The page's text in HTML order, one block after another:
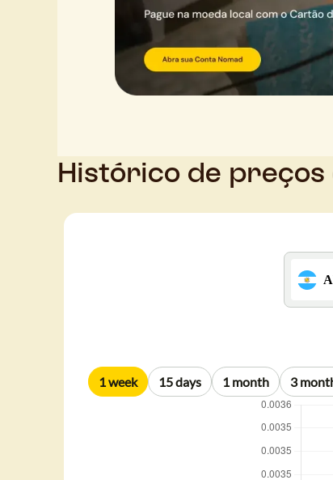
Histórico de preços